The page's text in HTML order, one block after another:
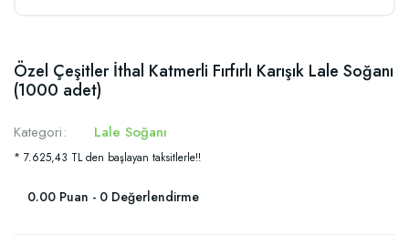
Özel Çeşitler İthal Katmerli Fırfırlı Karışık Lale Soğanı
(1000 adet)
Kategori Lale Soğanı
* 7.625,43 TL den başlayan taksitlerle!!
0.00 Puan - 0 Değerlendirme